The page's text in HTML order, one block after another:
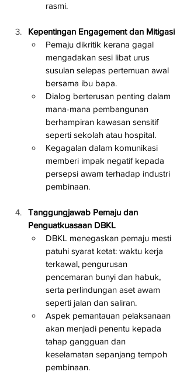
rasmi.
Kepentingan Engagement dan Mitigasi
Pemaju dikritik kerana gagal
mengadakan sesi libat urus
susulan selepas pertemuan awal
bersama ibu bapa.
Dialog berterusan penting dalam
mana-mana pembangunan
berhampiran kawasan sensitif
seperti sekolah atau hospital.
Kegagalan dalam komunikasi
memberi impak negatif kepada
persepsi awam terhadap industri
pembinaan.
Tanggungjawab Pemaju dan
Penguatkuasaan DBKL
DBKL menegaskan pemaju mesti
patuhi syarat ketat: waktu kerja
terkawal, pengurusan
pencemaran bunyi dan habuk,
serta perlindungan aset awam
seperti jalan dan saliran.
Aspek pemantauan pelaksanaan
akan menjadi penentu kepada
tahap gangguan dan
keselamatan sepanjang tempoh
pembinaan.